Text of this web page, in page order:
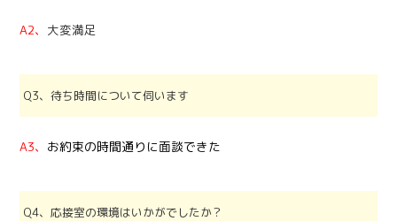
A2、 大変満足
Q3、待ち時間について伺います
A3、 お約束の時間通りに面談できた
Q4、応接室の環境はいかがでしたか？